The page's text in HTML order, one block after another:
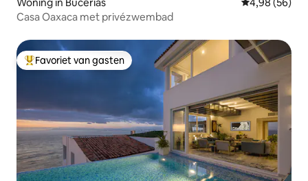
Casa Oaxaca met privézwembad
Topfavoriet van gasten
Favoriet van gasten